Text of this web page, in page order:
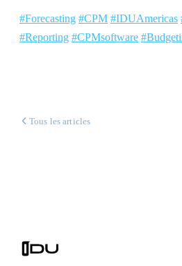
#Forecasting #CPM #IDUAmericas
#Reporting #CPMsoftware
Tous les articles